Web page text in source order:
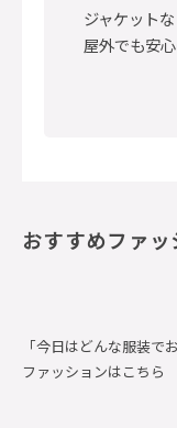
ジャケット
屋外でも安
おすすめファッ
「今日はどんな服装で
ファッションはこちら